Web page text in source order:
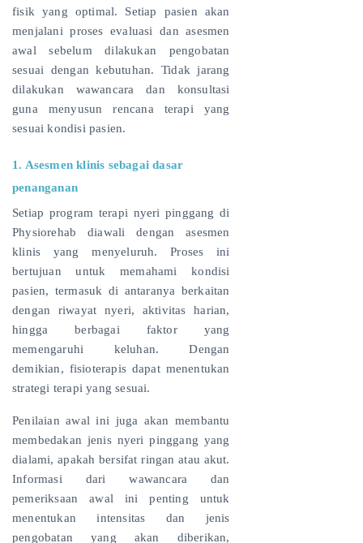
fisik yang optimal. Setiap pasien akan
menjalani proses evaluasi dan asesmen
awal sebelum dilakukan pengobatan
sesuai dengan kebutuhan. Tidak jarang
dilakukan wawancara dan konsultasi
guna menyusun rencana terapi yang
sesuai kondisi pasien.
1. Asesmen klinis sebagai dasar
penanganan
Setiap program terapi nyeri pinggang di
Physiorehab diawali dengan asesmen
klinis yang menyeluruh. Proses ini
bertujuan untuk memahami kondisi
pasien, termasuk di antaranya berkaitan
dengan riwayat nyeri, aktivitas harian,
hingga berbagai faktor yang
memengaruhi keluhan. Dengan
demikian, fisioterapis dapat menentukan
strategi terapi yang sesuai.
Penilaian awal ini juga akan membantu
membedakan jenis nyeri pinggang yang
dialami, apakah bersifat ringan atau akut.
Informasi dari wawancara dan
pemeriksaan awal ini penting untuk
menentukan intensitas dan jenis
pengobatan yang akan diberikan,